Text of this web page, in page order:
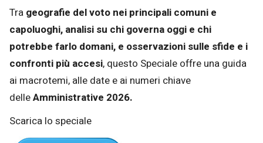
Tra geografie del voto nei principali comuni e
capoluoghi, analisi su chi governa oggi e chi
potrebbe farlo domani, e osservazioni sulle sfide e i
confronti più accesi, questo Speciale offre una guida
ai macrotemi, alle date e ai numeri chiave
delleAmministrative 2026.
Scarica lo speciale